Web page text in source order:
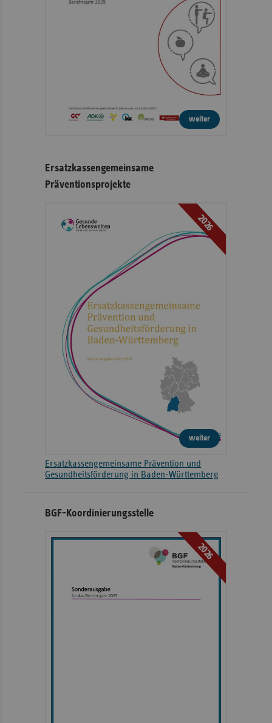
weiter
Ersatzkassengemeinsame
Präventionsprojekte
2026
weiter
Ersatzkassengemeinsame Prävention und
Gesundheitsförderung in Baden-Württemberg
BGF-Koordinierungsstelle
2026